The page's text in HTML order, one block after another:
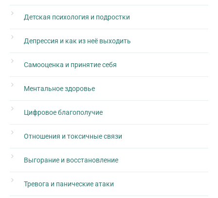
Детская психология и подростки
Депрессия и как из неё выходить
Самооценка и принятие себя
Ментальное здоровье
Цифровое благополучие
Отношения и токсичные связи
Выгорание и восстановление
Тревога и панические атаки